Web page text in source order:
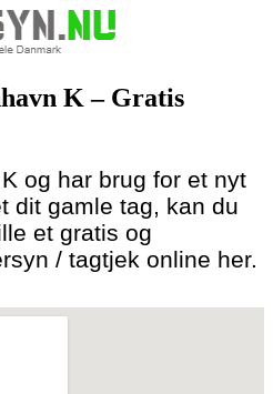
K – Gratis
og har brug for et nyt
dit gamle tag, kan du
et gratis og
/ tagtjek online her.